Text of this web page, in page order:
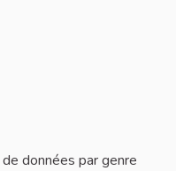
données par genre